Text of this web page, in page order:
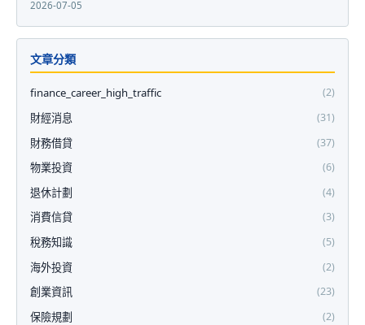
2026-07-05
文章分類
finance_career_high_traffic (2)
財經消息 (31)
財務借貸 (37)
物業投資 (6)
退休計劃 (4)
消費信貸 (3)
稅務知識 (5)
海外投資 (2)
創業資訊 (23)
保險規劃 (2)